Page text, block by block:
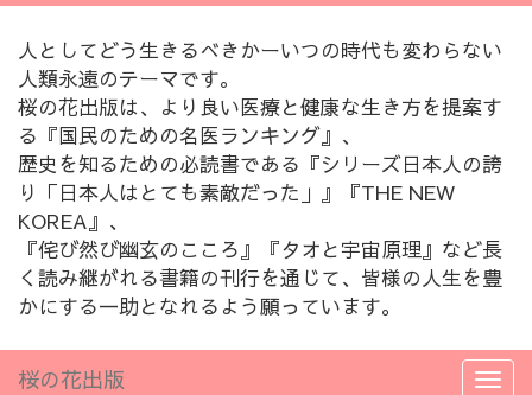
人としてどう生きるべきかーいつの時代も変わらない
人類永遠のテーマです。
桜の花出版は、より良い医療と健康な生き方を提案す
る『国民のための名医ランキング』、
歴史を知るための必読書である『シリーズ日本人の誇
り「日本人はとても素敵だった」』『THE NEW
KOREA』、
『侘び然び幽玄のこころ』『タオと宇宙原理』など長
く読み継がれる書籍の刊行を通じて、皆様の人生を豊
かにする一助となれるよう願っています。
桜の花出版